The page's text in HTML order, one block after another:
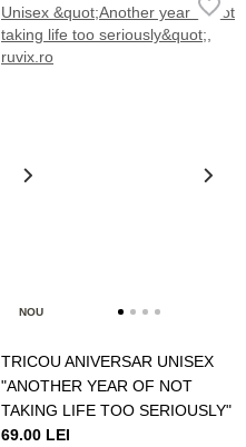
NOU
TRICOU ANIVERSAR UNISEX
"ANOTHER YEAR OF NOT
TAKING LIFE TOO SERIOUSLY"
69.00 LEI